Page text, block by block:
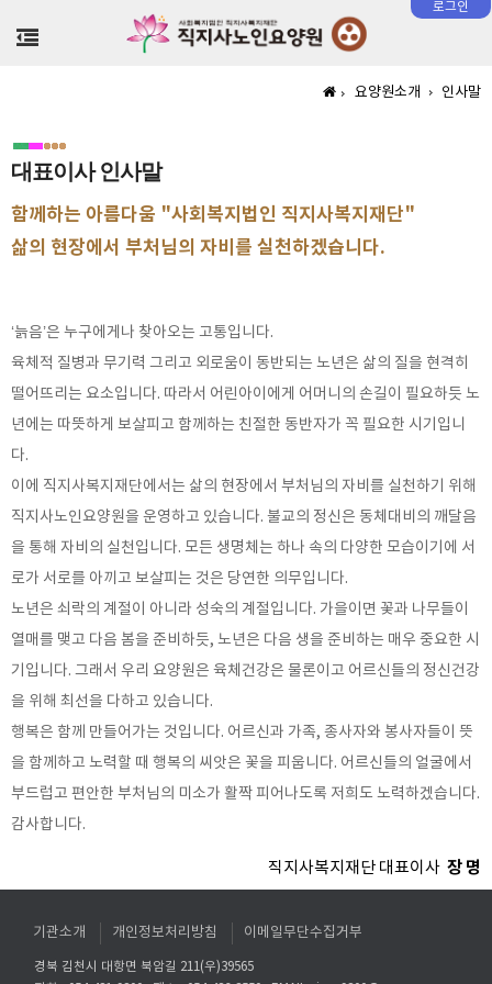
로그인
요양원소개 인사말
대표이사 인사말
함께하는 아름다움 "사회복지법인 직지사복지재단"
삶의 현장에서 부처님의 자비를 실천하겠습니다.
‘늙음’은 누구에게나 찾아오는 고통입니다.
육체적 질병과 무기력 그리고 외로움이 동반되는 노년은 삶의 질을 현격히
떨어뜨리는 요소입니다. 따라서 어린아이에게 어머니의 손길이 필요하듯 노
년에는 따뜻하게 보살피고 함께하는 친절한 동반자가 꼭 필요한 시기입니
다.
이에 직지사복지재단에서는 삶의 현장에서 부처님의 자비를 실천하기 위해
직지사노인요양원을 운영하고 있습니다. 불교의 정신은 동체대비의 깨달음
을 통해 자비의 실천입니다. 모든 생명체는 하나 속의 다양한 모습이기에 서
로가 서로를 아끼고 보살피는 것은 당연한 의무입니다.
노년은 쇠락의 계절이 아니라 성숙의 계절입니다. 가을이면 꽃과 나무들이
열매를 맺고 다음 봄을 준비하듯, 노년은 다음 생을 준비하는 매우 중요한 시
기입니다. 그래서 우리 요양원은 육체건강은 물론이고 어르신들의 정신건강
을 위해 최선을 다하고 있습니다.
행복은 함께 만들어가는 것입니다. 어르신과 가족, 종사자와 봉사자들이 뜻
을 함께하고 노력할 때 행복의 씨앗은 꽃을 피웁니다. 어르신들의 얼굴에서
부드럽고 편안한 부처님의 미소가 활짝 피어나도록 저희도 노력하겠습니다.
감사합니다.
직지사복지재단 대표이사 장 명
기관소개 개인정보처리방침 이메일무단수집거부
경북 김천시 대항면 북암길 211(우)39565